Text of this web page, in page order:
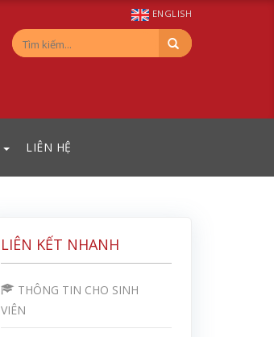
ENGLISH
LIÊN HỆ
LIÊN KẾT NHANH
THÔNG TIN CHO SINH
VIÊN